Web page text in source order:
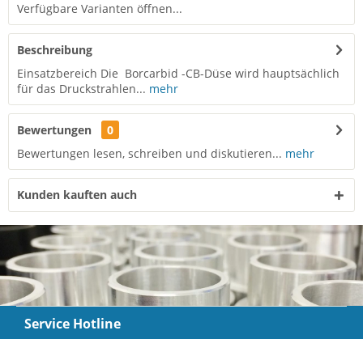
Verfügbare Varianten öffnen...
Beschreibung
Einsatzbereich Die Borcarbid -CB-Düse wird hauptsächlich
für das Druckstrahlen... mehr
Bewertungen
0
Bewertungen lesen, schreiben und diskutieren... mehr
Kunden kauften auch
Service Hotline